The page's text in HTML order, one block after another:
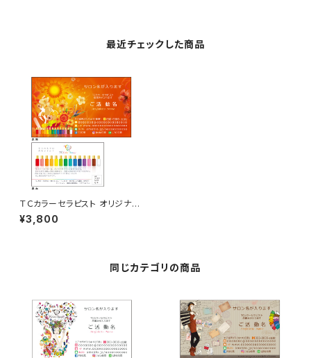
最近チェックした商品
ＴＣカラーセラピスト オリジナル
名刺 50枚
¥3,800
同じカテゴリの商品